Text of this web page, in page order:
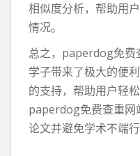
相似度分析，帮助用
情况。
总之，paperdog免费
学子带来了极大的便
的支持，帮助用户轻
paperdog免费查重网
论文并避免学术不端行